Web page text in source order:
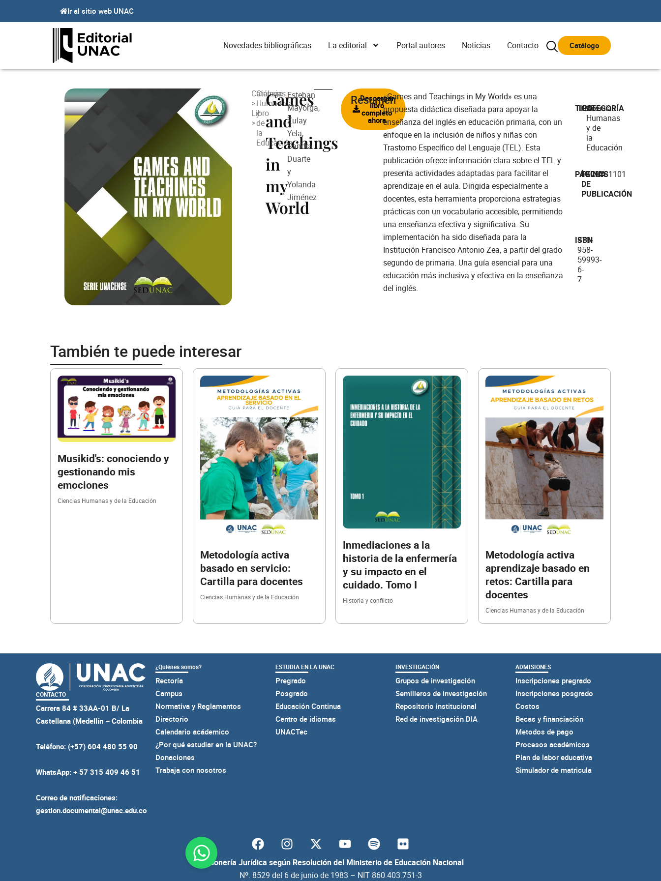
Ir al sitio web UNAC
Novedades bibliográficas La editorial Portal autores Noticias Contacto Catálogo
Catálogo
>
Libro
>
Ciencias
Humanas
y
de
la
Educación
Games
and
Teachings
in
my
World
Esteban
Mayorga,
Zulay
Yela,
Sandra
Duarte
y
Yolanda
Jiménez
Descargar
libro
completo
ahora
Resumen«Games and Teachings in My World» es una
propuesta didáctica diseñada para apoyar la
enseñanza del inglés en educación primaria, con un
enfoque en la inclusión de niños y niñas con
Trastorno Específico del Lenguaje (TEL). Esta
publicación ofrece información clara sobre el TEL y
presenta actividades adaptadas para facilitar el
aprendizaje en el aula. Dirigida especialmente a
docentes, esta herramienta proporciona estrategias
prácticas con un vocabulario accesible, permitiendo
una enseñanza efectiva y significativa. Su
implementación ha sido diseñada para la
Institución Francisco Antonio Zea, a partir del grado
segundo de primaria. Una guía esencial para una
educación más inclusiva y efectiva en la enseñanza
del inglés.
TIPO
Libro
CATEGORÍA
Ciencias
Humanas
y de
la
Educación
PÁGINAS
49
FECHA
DE
PUBLICACIÓN
20181101
ISBN
978-
958-
59993-
6-
7
También te puede interesar
Musikid's: conociendo y
gestionando mis
emociones
Ciencias Humanas y de la Educación
Metodología activa
basado en servicio:
Cartilla para docentes
Ciencias Humanas y de la Educación
Inmediaciones a la
historia de la enfermería
y su impacto en el
cuidado. Tomo I
Historia y conflicto
Metodología activa
aprendizaje basado en
retos: Cartilla para
docentes
Ciencias Humanas y de la Educación
CONTACTO
Carrera 84 # 33AA-01 B/ La
Castellana (Medellín – Colombia
Teléfono: (+57) 604 480 55 90
WhatsApp: + 57 315 409 46 51
Correo de notificaciones:
gestion.documental@unac.edu.co
¿Quiénes somos?
Rectoría
Campus
Normativa y Reglamentos
Directorio
Calendario acádemico
¿Por qué estudiar en la UNAC?
Donaciones
Trabaja con nosotros
ESTUDIA EN LA UNAC
Pregrado
Posgrado
Educación Continua
Centro de idiomas
UNACTec
INVESTIGACIÓN
Grupos de investigación
Semilleros de investigación
Repositorio institucional
Red de investigación DIA
ADMISIONES
Inscripciones pregrado
Inscripciones posgrado
Costos
Becas y financiación
Metodos de pago
Procesos académicos
Plan de labor educativa
Simulador de matricula
Personería Jurídica según Resolución del Ministerio de Educación Nacional
Nº. 8529 del 6 de junio de 1983 – NIT 860.403.751-3
F
a
c
e
I
n
s
t
Y
o
u
t
S
p
o
t
F
l
i
c